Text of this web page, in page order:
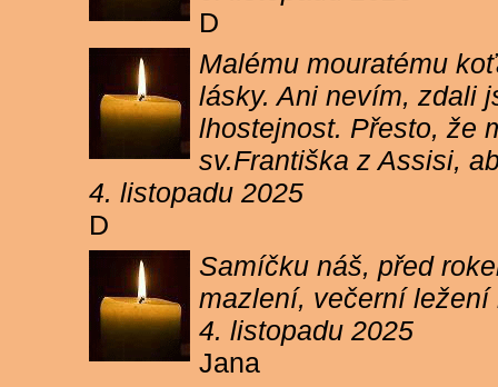
D
Malému mouratému
lásky. Ani nevím, zdali
lhostejnost. Přesto, že
sv.Františka z Assisi,
4. listopadu 2025
D
Samíčku náš, před
mazlení, večerní
4. listopadu 2025
Jana